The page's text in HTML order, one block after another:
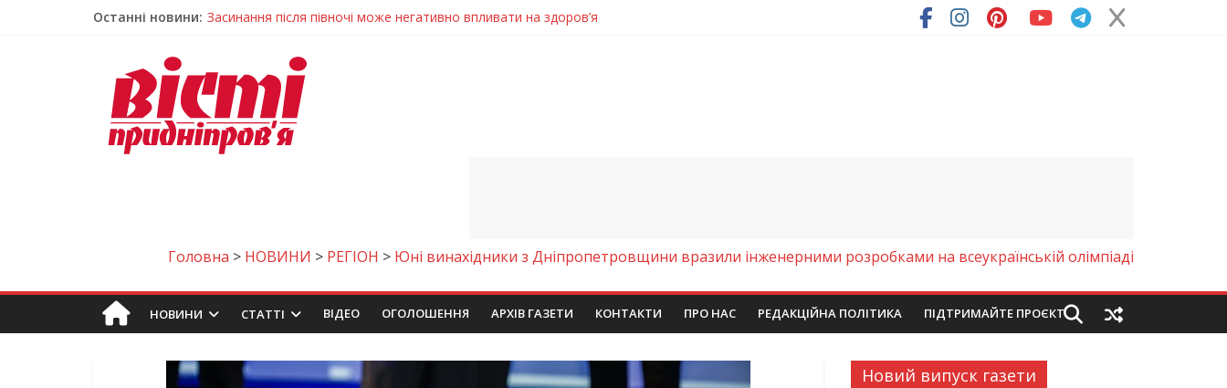
Останні новини: У Тернівці працюють над посиленням водної безпеки громади
У Самарі провели незвичайний майстер-клас
Світлові рішення майстрів із Дніпра визнали найкращими в Україні
Головна > НОВИНИ > РЕГІОН > Юні винахідники з Дніпропетровщини вразили інженерними розробками на всеукраїнській олімпіаді
НОВИНИ СТАТТІ ВIДЕО ОГОЛОШЕННЯ АРХІВ ГАЗЕТИ КОНТАКТИ ПРО НАС РЕДАКЦІЙНА ПОЛІТИКА ПІДТРИМАЙТЕ ПРОЄКТ
Новий випуск газети